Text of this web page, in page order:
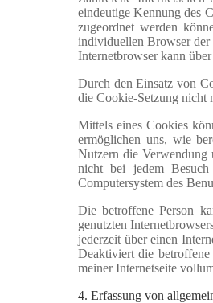
eindeutige Kennung des
zugeordnet werden
individuellen Browser der
Internetbrowser kann
Durch den Einsatz von
die Cookie-Setzung nicht
Mittels eines Cookies
ermöglichen uns, wie
Nutzern die Verwendung
nicht bei jedem
Computersystem des
Die betroffene Person
genutzten
jederzeit über einen
Deaktiviert die
meiner Internetseite
4. Erfassung von